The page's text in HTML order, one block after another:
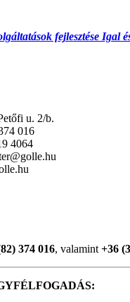
fejlesztése Igal
u. 2/b.
016
4064
374 016, valamint +36